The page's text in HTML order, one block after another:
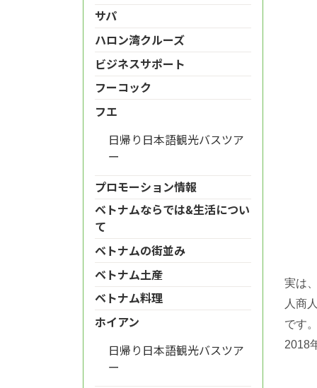
実は
人商
です
2018
サパ
ハロン湾クルーズ
ビジネスサポート
フーコック
フエ
日帰り日本語観光バスツア
ー
プロモーション情報
ベトナムならでは&生活につい
て
ベトナムの街並み
ベトナム土産
ベトナム料理
ホイアン
日帰り日本語観光バスツア
ー